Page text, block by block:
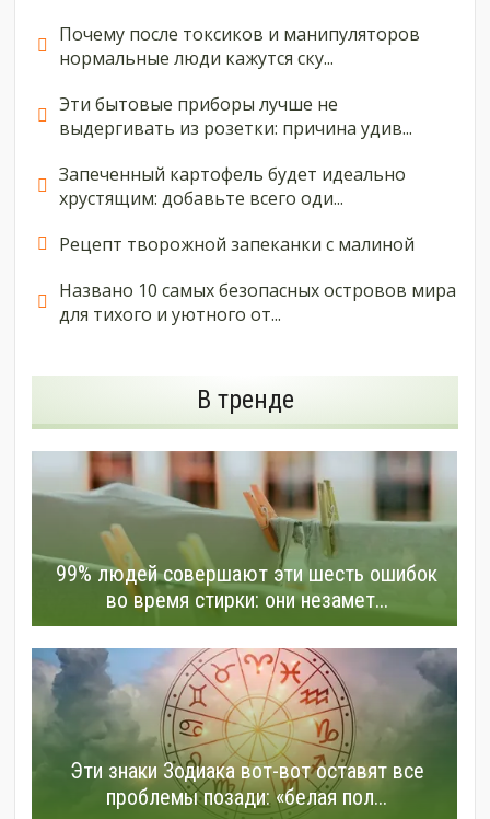
Почему после токсиков и манипуляторов
нормальные люди кажутся ску...
Эти бытовые приборы лучше не
выдергивать из розетки: причина удив...
Запеченный картофель будет идеально
хрустящим: добавьте всего оди...
Рецепт творожной запеканки с малиной
Названо 10 самых безопасных островов мира
для тихого и уютного от...
В тренде
99% людей совершают эти шесть ошибок
во время стирки: они незамет...
Эти знаки Зодиака вот-вот оставят все
проблемы позади: «белая пол...